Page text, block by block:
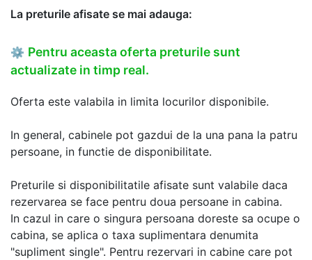
La preturile afisate se mai adauga:
⚙ Pentru aceasta oferta preturile sunt
actualizate in timp real.
Oferta este valabila in limita locurilor disponibile.
In general, cabinele pot gazdui de la una pana la patru
persoane, in functie de disponibilitate.
Preturile si disponibilitatile afisate sunt valabile daca
rezervarea se face pentru doua persoane in cabina.
In cazul in care o singura persoana doreste sa ocupe o
cabina, se aplica o taxa suplimentara denumita
"supliment single". Pentru rezervari in cabine care pot